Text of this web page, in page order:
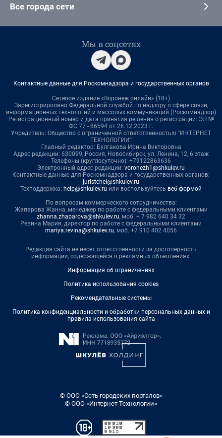
Все города сети
Мы в соцсетях
Контактные данные для Роскомнадзора и государственных органов
Сетевое издание «Воронеж онлайн» (18+)
Зарегистрировано Федеральной службой по надзору в сфере связи,
информационных технологий и массовых коммуникаций (Роскомнадзор)
Регистрационный номер и дата принятия решения о регистрации: ЭЛ №
ФС 77 - 86594 от 26.12.2023 г.
Учредитель: Общество с ограниченной ответственностью "ИНТЕРНЕТ
ТЕХНОЛОГИИ"
Главный редактор: Булгакова Ирина Викторовна
Адрес редакции: 630099, Россия, Новосибирск, ул. Ленина, 12, 6 этаж
Телефоны (круглосуточно): +79122863636
Электронный адрес редакции: voronezh1@shkulev.ru
Контактные данные для Роскомнадзора и государственных органов:
juristchel@shkulev.ru
Техподдержка: help@shkulev.ru или воспользуйтесь веб-формой
По вопросам коммерческого сотрудничества:
Жапарова Жанна, менеджер по работе с федеральными клиентами
zhanna.zhaparova@shkulev.ru, моб. + 7 982 640 34 32
Ревина Мария, директор по работе с федеральными клиентами
mariya.revina@shkulev.ru, моб. +7 910 402 4056
Редакция сайта не несет ответственности за достоверность
информации, содержащейся в рекламных объявлениях.
Информация об ограничениях
Политика использования cookies
Рекомендательные системы
Политика конфиденциальности и обработки персональных данных и
правила использования сайта
© ООО «Сеть городских порталов»
© ООО «Интернет Технологии»